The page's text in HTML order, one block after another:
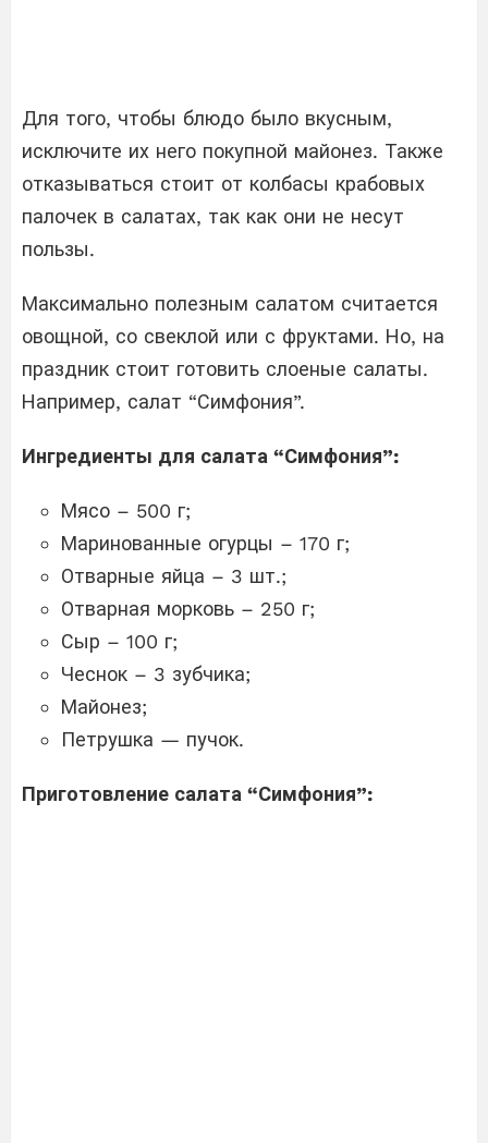
Для того, чтобы блюдо было вкусным,
исключите их него покупной майонез. Также
отказываться стоит от колбасы крабовых
палочек в салатах, так как они не несут
пользы.
Максимально полезным салатом считается
овощной, со свеклой или с фруктами. Но, на
праздник стоит готовить слоеные салаты.
Например, салат “Симфония”.
Ингредиенты для салата “Симфония”:
Мясо – 500 г;
Маринованные огурцы – 170 г;
Отварные яйца – 3 шт.;
Отварная морковь – 250 г;
Сыр – 100 г;
Чеснок – 3 зубчика;
Майонез;
Петрушка — пучок.
Приготовление салата “Симфония”: